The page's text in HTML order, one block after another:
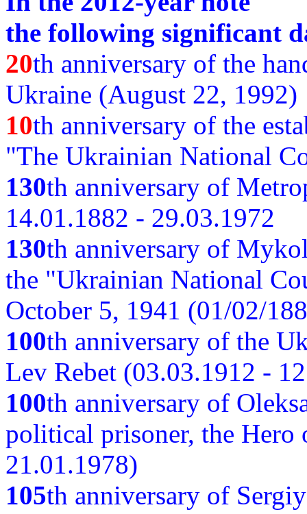
the following significant
20th anniversary of the
Ukraine (August 22, 1992)
10th anniversary of the
"The Ukrainian National
130th anniversary of
14.01.1882 - 29.03.1972
130th anniversary of
the "Ukrainian National
October 5, 1941 (01/02/
100th anniversary of the
Lev Rebet (03.03.1912 -
100th anniversary of
political prisoner, the
21.01.1978)
105th anniversary of